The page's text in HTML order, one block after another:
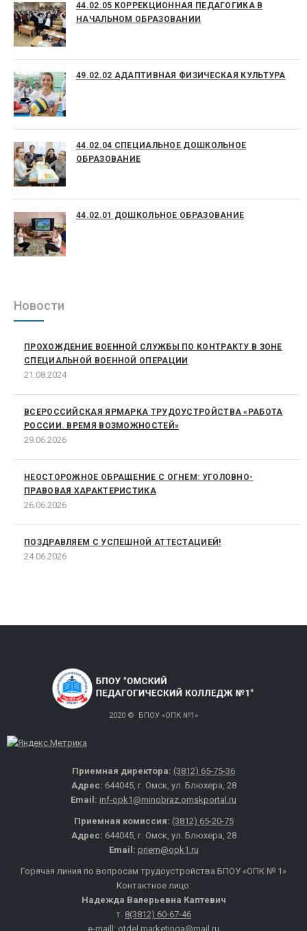
44.02.05 КОРРЕКЦИОННАЯ ПЕДАГОГИКА В
НАЧАЛЬНОМ ОБРАЗОВАНИИ
49.02.02 АДАПТИВНАЯ ФИЗИЧЕСКАЯ КУЛЬТУРА
44.02.04 СПЕЦИАЛЬНОЕ ДОШКОЛЬНОЕ
ОБРАЗОВАНИЕ
44.02.01 ДОШКОЛЬНОЕ ОБРАЗОВАНИЕ
Новости
ПРОХОЖДЕНИЕ ВОЕННОЙ СЛУЖБЫ ПО КОНТРАКТУ В ЗОНЕ
СПЕЦИАЛЬНОЙ ВОЕННОЙ ОПЕРАЦИИ
21.08.2024
ВСЕРОССИЙСКАЯ ЯРМАРКА ТРУДОУСТРОЙСТВА «РАБОТА
РОССИИ. ВРЕМЯ ВОЗМОЖНОСТЕЙ»
29.06.2026
НЕОСТОРОЖНОЕ ОБРАЩЕНИЕ С ОГНЕМ: УГОЛОВНО-
ПРАВОВАЯ ХАРАКТЕРИСТИКА
26.06.2026
ПОЗДРАВЛЯЕМ С УСПЕШНОЙ АТТЕСТАЦИЕЙ!
24.06.2026
2020 © БПОУ «ОПК №1»
Приемная директора: (3812) 65-75-36
Адрес: 644045, г. Омск, ул. Блюхера, 28
Email: inf-opk1@minobraz.omskportal.ru
Приемная комиссия: (3812) 65-20-75
Адрес: 644045, г. Омск, ул. Блюхера, 28
Email: priem@opk1.ru
Горячая линия по вопросам трудоустройства БПОУ «ОПК № 1»
Контактное лицо:
Надежда Валерьевна Каптевич
т. 8(3812) 60-67-46
e-maill: otdel.marketinga@mail.ru